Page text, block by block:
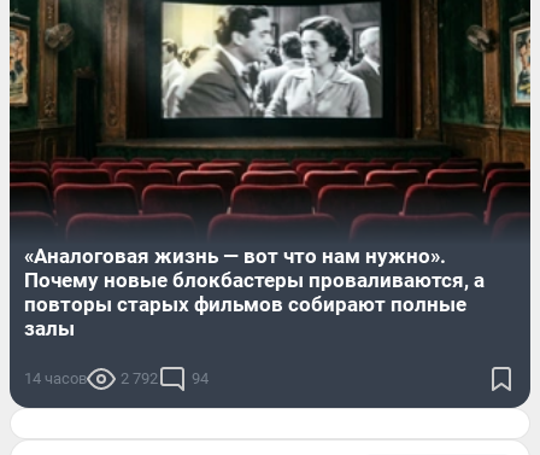
«Аналоговая жизнь — вот что нам нужно».
Почему новые блокбастеры проваливаются, а
повторы старых фильмов собирают полные
залы
14 часов 2 792 94